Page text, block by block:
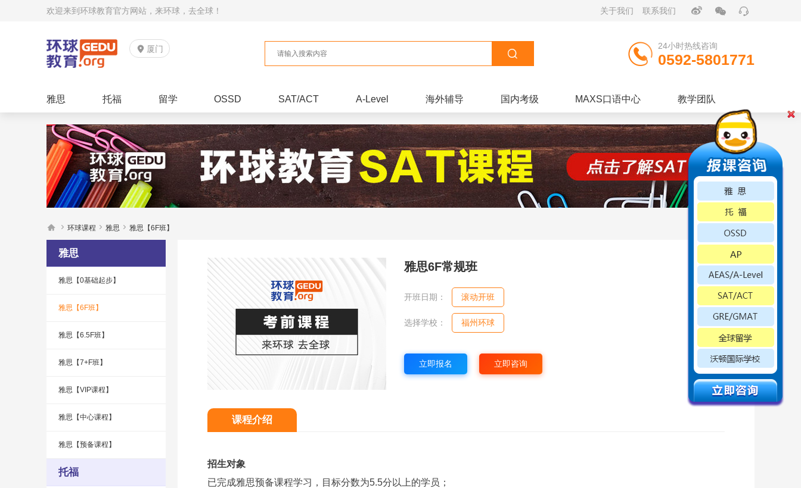
欢迎来到环球教育官方网站，来环球，去全球！ 关于我们 联系我们   
 厦门 24小时热线咨询
0592-5801771
雅思 托福 留学 OSSD SAT/ACT A-Level 海外辅导 国内考级 MAXS口语中心 教学团队
  环球课程  雅思  雅思【6F班】
雅思
雅思【0基础起步】
雅思【6F班】
雅思【6.5F班】
雅思【7+F班】
雅思【VIP课程】
雅思【中心课程】
雅思【预备课程】
托福
雅思6F常规班
开班日期： 滚动开班
选择学校： 福州环球
立即报名 立即咨询
课程介绍
招生对象
已完成雅思预备课程学习，目标分数为5.5分以上的学员；